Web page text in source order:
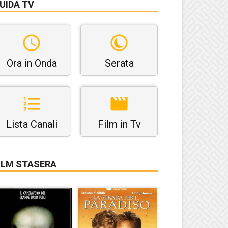
TV
Ora in Onda Serata
Lista Canali Film in Tv
STASERA